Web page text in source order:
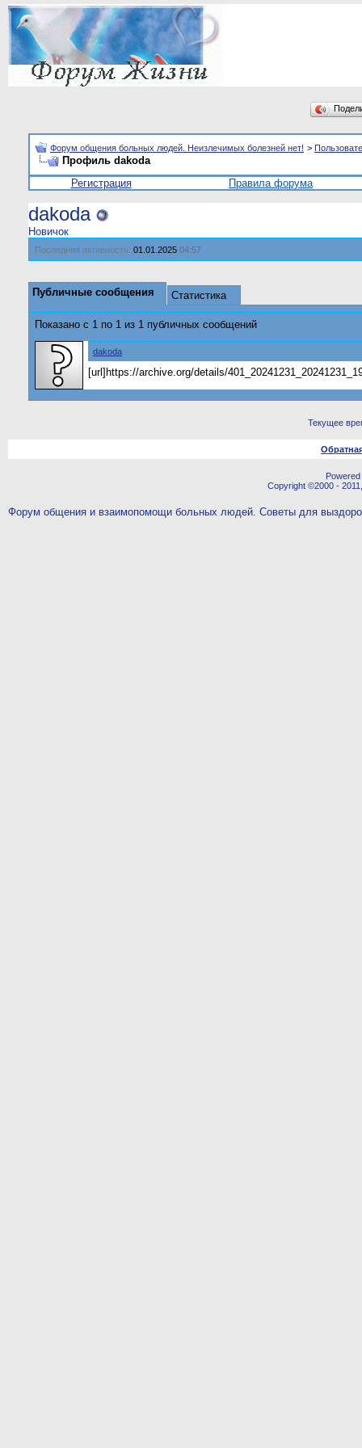
Форум общения больных людей. Неизлечимых болезней нет! >
Профиль dakoda
Регистрация
Правила форума
dakoda
Новичок
Последняя активность: 01.01.2025 04:57
Публичные сообщения Статистика
Показано с 1 по 1 из 1 публичных сообщений
dakoda
[url]https://archive.org/details/
Текущее
Copyright ©2000 -
Форум общения и взаимопомощи больных людей. Советы для